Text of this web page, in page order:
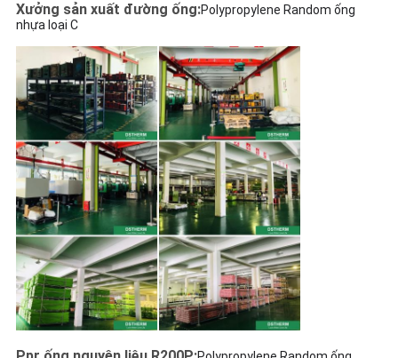
Xưởng sản xuất đường ống:Polypropylene Random ống
nhựa loại C